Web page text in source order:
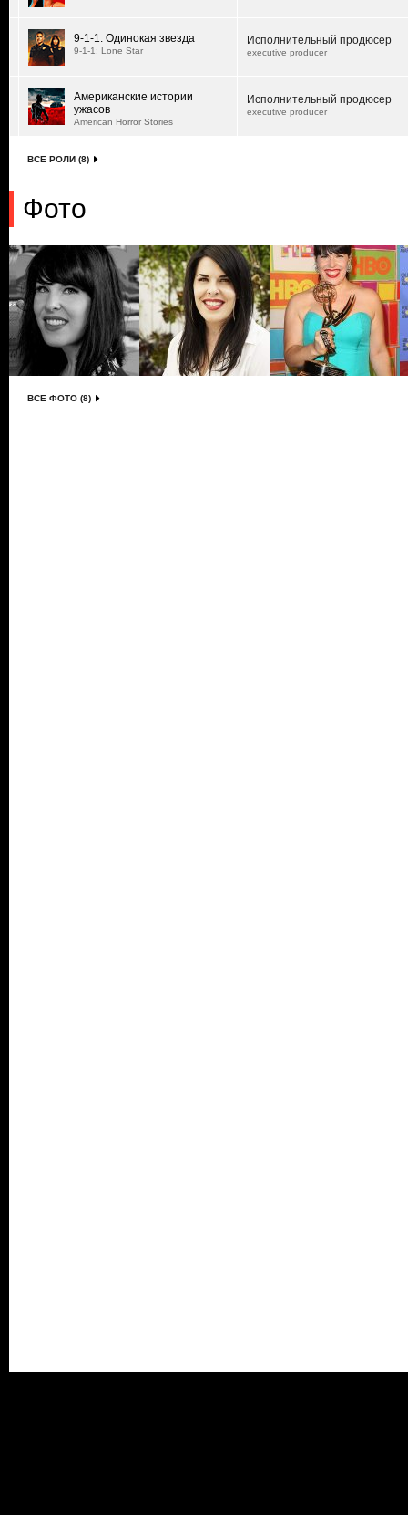
9-1-1: Одинокая звезда
9-1-1: Lone Star
Исполнительный продюсер
executive producer
Американские истории
ужасов
American Horror Stories
Исполнительный продюсер
executive producer
ВСЕ РОЛИ (8)
Фото
ВСЕ ФОТО (8)